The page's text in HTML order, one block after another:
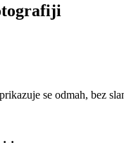
se odmah, bez